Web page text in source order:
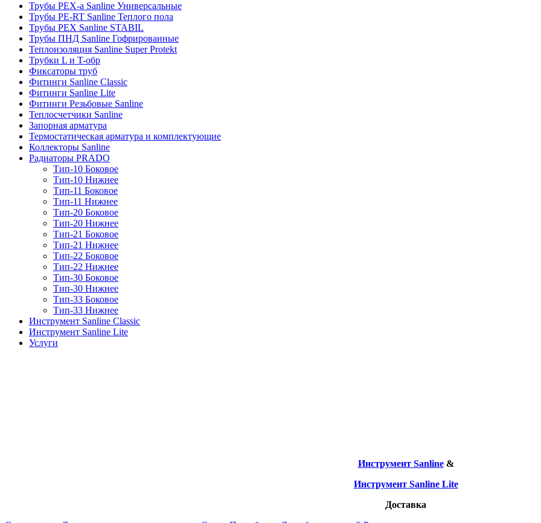
Трубы PEX-a Sanline Универсальные
Трубы PE-RT Sanline Теплого пола
Трубы PEX Sanline STABIL
Трубы ПНД Sanline Гофрированные
Теплоизоляция Sanline Super Protekt
Трубки L и T-обр
Фиксаторы труб
Фитинги Sanline Classic
Фитинги Sanline Lite
Фитинги Резьбовые Sanline
Теплосчетчики Sanline
Запорная арматура
Термостатическая арматура и комплектующие
Коллекторы Sanline
Радиаторы PRADO
Тип-10 Боковое
Тип-10 Нижнее
Тип-11 Боковое
Тип-11 Нижнее
Тип-20 Боковое
Тип-20 Нижнее
Тип-21 Боковое
Тип-21 Нижнее
Тип-22 Боковое
Тип-22 Нижнее
Тип-30 Боковое
Тип-30 Нижнее
Тип-33 Боковое
Тип-33 Нижнее
Инструмент Sanline Classic
Инструмент Sanline Lite
Услуги
Инструмент Sanline &
Инструмент Sanline Lite
Доставка